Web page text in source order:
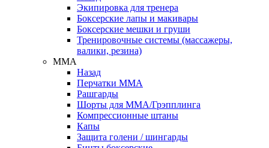
Экипировка для тренера
Боксерские лапы и макивары
Боксерские мешки и груши
Тренировочные системы (массажеры,
валики, резина)
ММА
Назад
Перчатки ММА
Рашгарды
Шорты для ММА/Грэпплинга
Компрессионные штаны
Капы
Защита голени / шингарды